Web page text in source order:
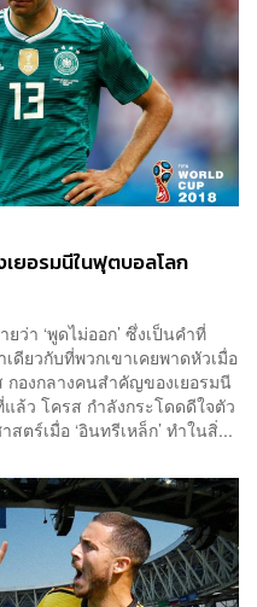
ยอรมนีในฟุตบอลโลก
า ‘พูดไม่ออก’ ซึ่งเป็นคำที่
ดียวกับที่พวกเขาเคยพาดหัวเมื่อ
องกลางคนสำคัญของเยอรมนี
ล้ว โครส กำลังกระโดดดีใจตัว
ตร์เมื่อ ‘อินทรีเหล็ก’ ทำในสิ่...